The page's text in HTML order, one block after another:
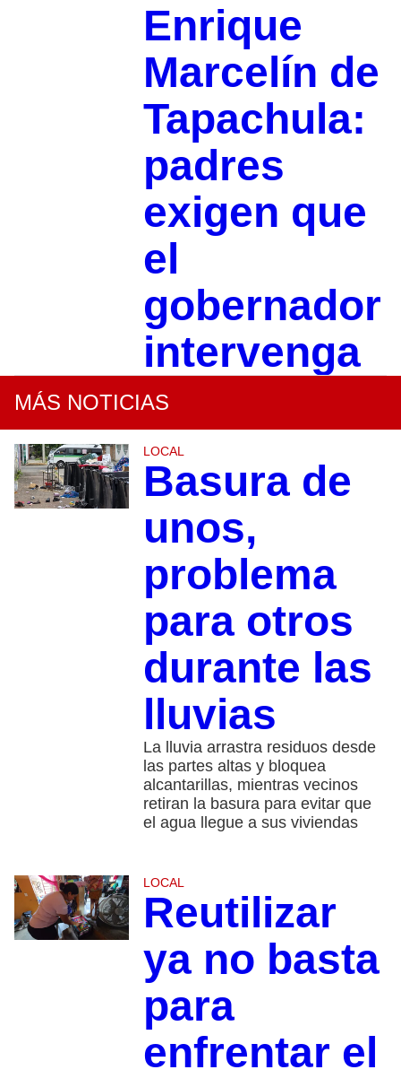
Enrique
Marcelín de
Tapachula:
padres
exigen que
el
gobernador
intervenga
MÁS NOTICIAS
LOCAL
Basura de
unos,
problema
para otros
durante las
lluvias
La lluvia arrastra residuos desde
las partes altas y bloquea
alcantarillas, mientras vecinos
retiran la basura para evitar que
el agua llegue a sus viviendas
LOCAL
Reutilizar
ya no basta
para
enfrentar el